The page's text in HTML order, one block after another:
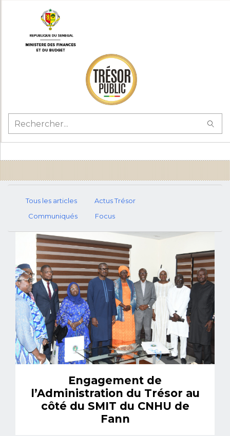
Tous les articles
Actus Trésor
Communiqués
Focus
Engagement de
l’Administration du Trésor au
côté du SMIT du CNHU de
Fann